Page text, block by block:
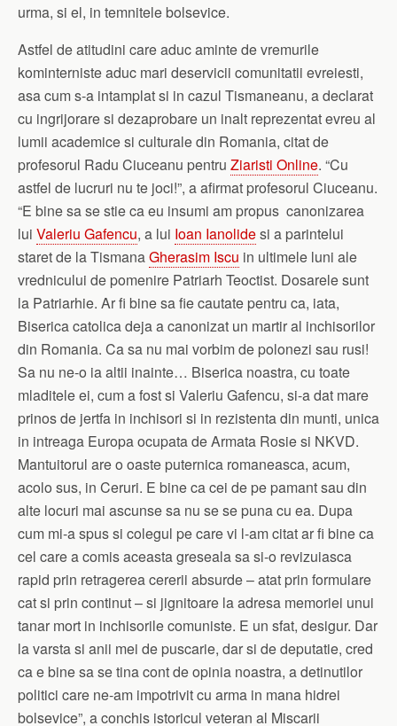
urma, si el, in temnitele bolsevice.
Astfel de atitudini care aduc aminte de vremurile
kominterniste aduc mari deservicii comunitatii evreiesti,
asa cum s-a intamplat si in cazul Tismaneanu, a declarat
cu ingrijorare si dezaprobare un inalt reprezentat evreu al
lumii academice si culturale din Romania, citat de
profesorul Radu Ciuceanu pentru Ziaristi Online. “Cu
astfel de lucruri nu te joci!”, a afirmat profesorul Ciuceanu.
“E bine sa se stie ca eu insumi am propus canonizarea
lui Valeriu Gafencu, a lui Ioan Ianolidesi a parintelui
staret de la TismanaGherasim Iscu in ultimele luni ale
vrednicului de pomenire Patriarh Teoctist. Dosarele sunt
la Patriarhie. Ar fi bine sa fie cautate pentru ca, iata,
Biserica catolica deja a canonizat un martir al inchisorilor
din Romania. Ca sa nu mai vorbim de polonezi sau rusi!
Sa nu ne-o ia altii inainte… Biserica noastra, cu toate
mladitele ei, cum a fost si Valeriu Gafencu, si-a dat mare
prinos de jertfa in inchisori si in rezistenta din munti, unica
in intreaga Europa ocupata de Armata Rosie si NKVD.
Mantuitorul are o oaste puternica romaneasca, acum,
acolo sus, in Ceruri. E bine ca cei de pe pamant sau din
alte locuri mai ascunse sa nu se se puna cu ea. Dupa
cum mi-a spus si colegul pe care vi l-am citat ar fi bine ca
cel care a comis aceasta greseala sa si-o revizuiasca
rapid prin retragerea cererii absurde – atat prin formulare
cat si prin continut – si jignitoare la adresa memoriei unui
tanar mort in inchisorile comuniste. E un sfat, desigur. Dar
la varsta si anii mei de puscarie, dar si de deputatie, cred
ca e bine sa se tina cont de opinia noastra, a detinutilor
politici care ne-am impotrivit cu arma in mana hidrei
bolsevice”, a conchis istoricul veteran al Miscarii